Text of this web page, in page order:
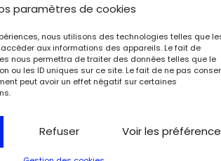
paramètres de cookies
nous utilisons des technologies telles que
aux informations des appareils. Le fait de
nous permettra de traiter des données telles que le
ou les ID uniques sur ce site. Le fait de ne pas
peut avoir un effet négatif sur certaines
Refuser Voir les